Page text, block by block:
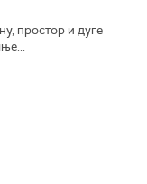
простор и дуге